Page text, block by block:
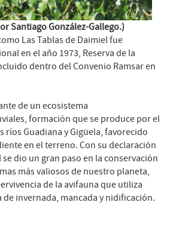
Santiago González-Gallego.)
Las Tablas de Daimiel fue
en el año 1973, Reserva de la
dentro del Convenio Ramsar en
de un ecosistema
formación que se produce por el
ríos Guadiana y Gigüela, favorecido
en el terreno. Con su declaración
dio un gran paso en la conservación
más valiosos de nuestro planeta,
de la avifauna que utiliza
de invernada, mancada y nidificación.